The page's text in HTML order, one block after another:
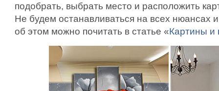
подобрать, выбрать место и расположить
Не будем останавливаться на всех нюансах
об этом можно почитать в статье «Картины и